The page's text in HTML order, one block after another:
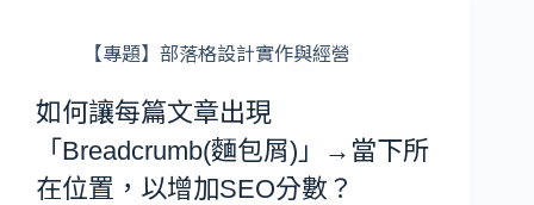
【專題】部落格設計實作與經營
如何讓每篇文章出現
「Breadcrumb(麵包屑)」→當下所
在位置，以增加SEO分數？